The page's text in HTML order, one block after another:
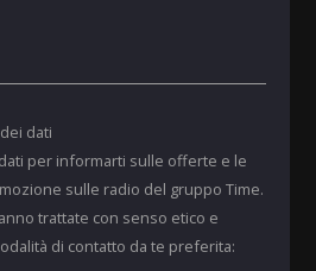
dati
per informarti sulle offerte e le
sulle radio del gruppo Time.
trattate con senso etico e
di contatto da te preferita: